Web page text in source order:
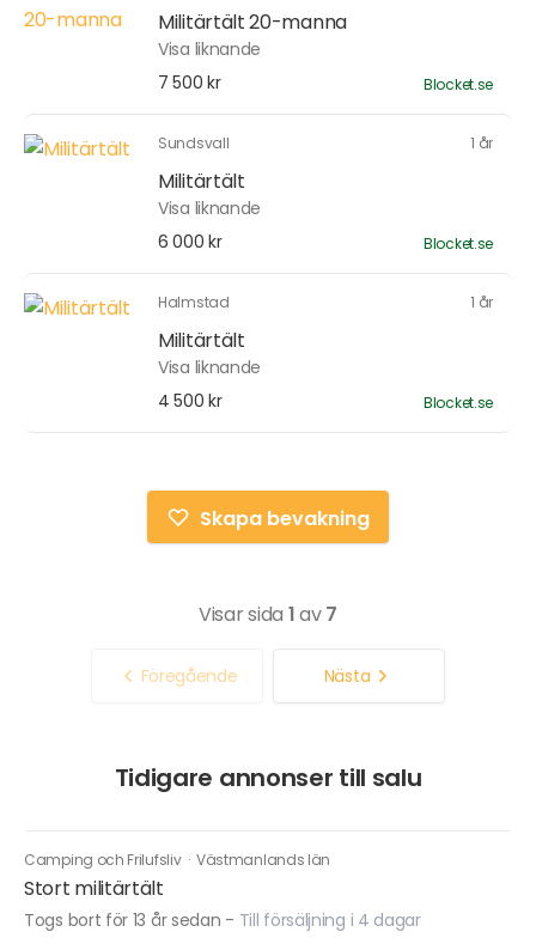
Militärtält 20-manna
Visa liknande
7 500 kr
Blocket.se
Sundsvall 1 år
Militärtält
Visa liknande
6 000 kr
Blocket.se
Halmstad 1 år
Militärtält
Visa liknande
4 500 kr
Blocket.se
Skapa bevakning
Visar sida 1av7
Föregående Nästa
Tidigare annonser till salu
Camping och Frilufsliv · Västmanlands län
Stort militärtält
Togs bort för 13 år sedan - Till försäljning i 4 dagar